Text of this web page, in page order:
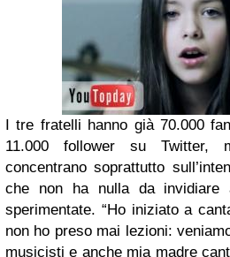
I tre fratelli hanno già 70.000
11.000 follower su Twitter,
concentrano soprattutto
che non ha nulla da invidiare
sperimentate. “Ho iniziato a
non ho preso mai lezioni:
musicisti e anche mia madre